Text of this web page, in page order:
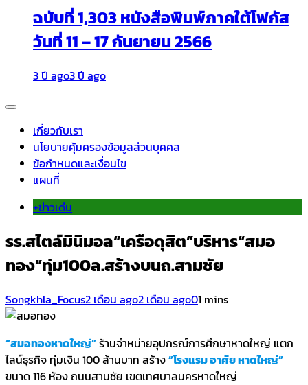
ฉบับที่ 1,303 หนังสือพิมพ์ภาคใต้โฟกัส
วันที่ 11 – 17 กันยายน 2566
3 ปี ago3 ปี ago
เกี่ยวกับเรา
นโยบายคุ้มครองข้อมูลส่วนบุคคล
ข้อกำหนดและเงื่อนไข
แผนที่
+ข่าวเด่น
รร.สไตล์มินิมอล“เครือดุสิต”บริหาร“สมอ
ทอง”ทุ่ม100ล.สร้างบนถ.สามชัย
Songkhla_Focus2 เดือน ago2 เดือน ago01 mins
“สมอทองหาดใหญ่”ร้านจำหน่ายอุปกรณ์การศึกษาหาดใหญ่ แตก
ไลน์ธุรกิจ ทุ่มเงิน 100 ล้านบาท สร้าง”โรงแรม อาศัย หาดใหญ่”
ขนาด 116 ห้อง ถนนสามชัย เขตเทศบาลนครหาดใหญ่